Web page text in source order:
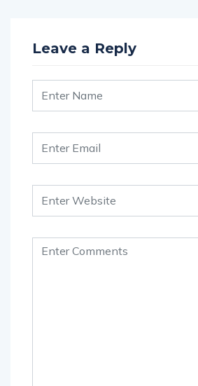
Leave a Reply